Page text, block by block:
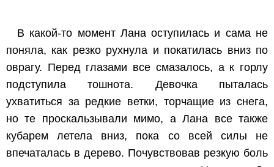
В какой-то момент Лана оступилась и сама не
поняла, как резко рухнула и покатилась вниз по
оврагу. Перед глазами все смазалось, а к горлу
подступила тошнота. Девочка пыталась
ухватиться за редкие ветки, торчащие из снега,
но те проскальзывали мимо, а Лана все также
кубарем летела вниз, пока со всей силы не
впечаталась в дерево. Почувствовав резкую боль